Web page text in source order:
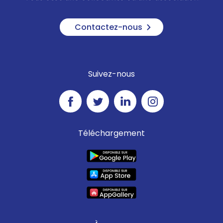
Contactez-nous
Suivez-nous
Téléchargement